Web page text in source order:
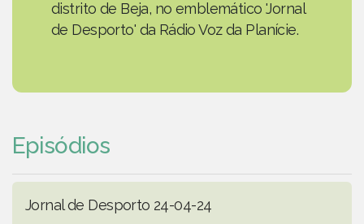
distrito de Beja, no emblemático 'Jornal
de Desporto' da Rádio Voz da Planície.
Episódios
Jornal de Desporto 24-04-24